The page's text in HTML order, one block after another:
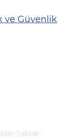
ve Güvenlik
Saklıdır.